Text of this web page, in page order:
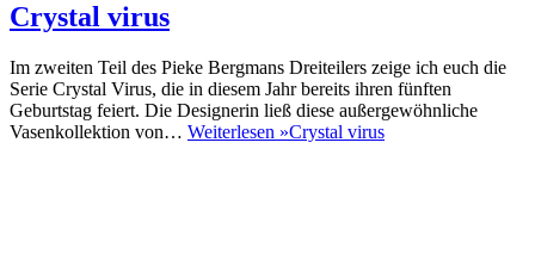
Crystal virus
Im zweiten Teil des Pieke Bergmans Dreiteilers zeige ich euch die
Serie Crystal Virus, die in diesem Jahr bereits ihren fünften
Geburtstag feiert. Die Designerin ließ diese außergewöhnliche
Vasenkollektion von… Weiterlesen »Crystal virus